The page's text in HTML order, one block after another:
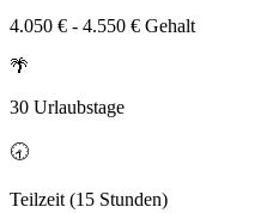
4.050 € - 4.550 € Gehalt
🌴
30 Urlaubstage
🕣
Teilzeit (15 Stunden)